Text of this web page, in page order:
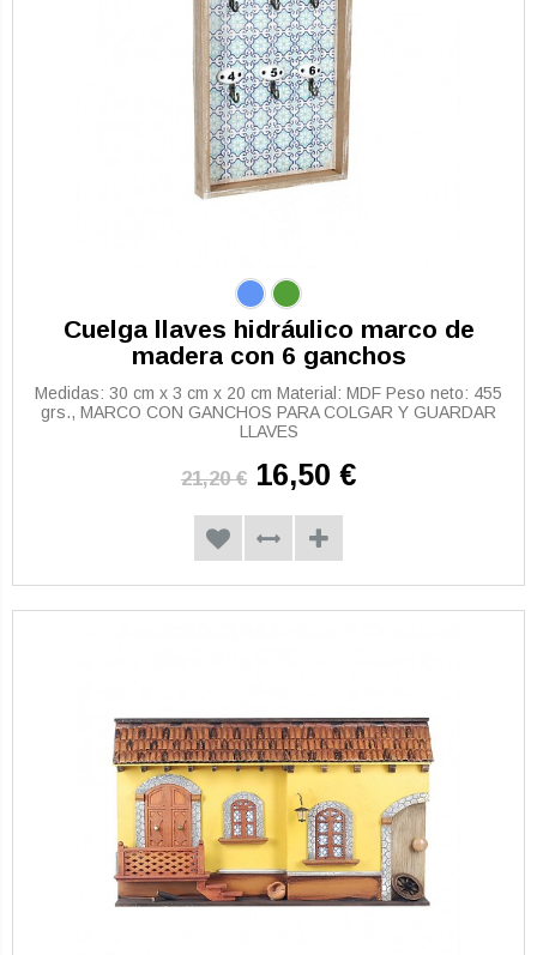
Cuelga llaves hidráulico marco de
madera con 6 ganchos
Medidas: 30 cm x 3 cm x 20 cm Material: MDF Peso neto: 455
grs., MARCO CON GANCHOS PARA COLGAR Y GUARDAR
LLAVES
21,20 € 16,50 €